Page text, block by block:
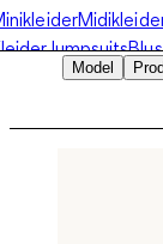
Jumpsuits
Model